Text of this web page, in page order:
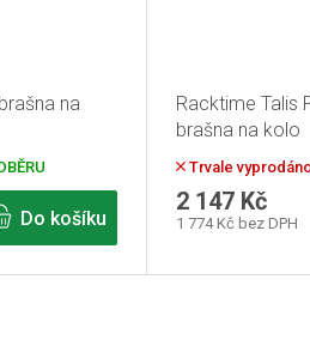
na
Do košíku
Racktime Talis
brašna na kolo
Trvale
1 774 Kč bez DPH
2 147 Kč